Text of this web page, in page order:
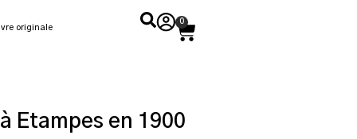
originale
0
Etampes en 1900